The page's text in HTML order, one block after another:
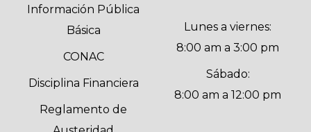
Información Pública
Básica
CONAC
Disciplina Financiera
Reglamento de
Lunes a viernes:
8:00 am a 3:00 pm
Sábado:
8:00 am a 12:00 pm